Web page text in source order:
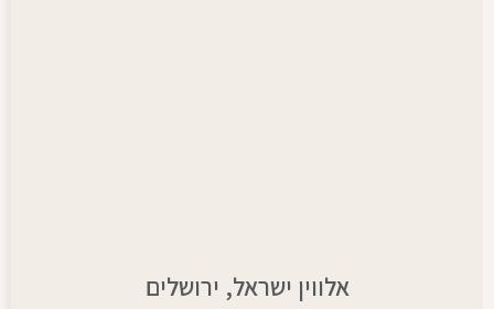
אלווין ישראל, ירושלים